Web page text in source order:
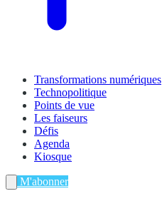
Transformations numériques
Technopolitique
Points de vue
Les faiseurs
Défis
Agenda
Kiosque
M'abonner